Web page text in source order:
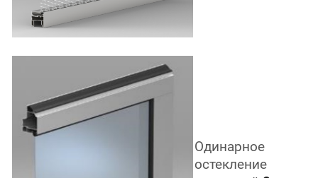
Одинарное
остекление